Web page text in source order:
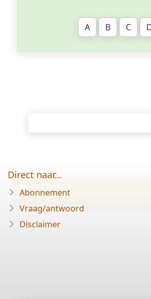
A
B C
Direct naar...
Abonnement
Vraag/antwoord
Disclaimer